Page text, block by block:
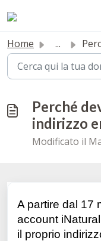
Home ... Perché
Perché
indirizzo
Modificato il
A partire dal 17
account
il proprio